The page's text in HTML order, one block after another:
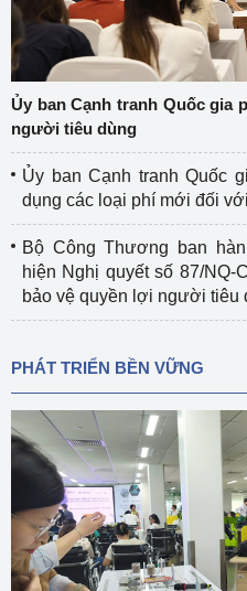
Ủy ban Cạnh tranh Quốc gia
người tiêu dùng
Ủy ban Cạnh tranh Quốc
dụng các loại phí mới đối
Bộ Công Thương ban
hiện Nghị quyết số 87/NQ-
bảo vệ quyền lợi người tiêu
PHÁT TRIỂN BỀN VỮNG